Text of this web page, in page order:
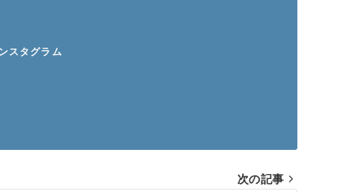
スタグラム
次の記事